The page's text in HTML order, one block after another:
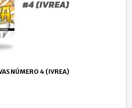
NÚMERO 4 (IVREA)